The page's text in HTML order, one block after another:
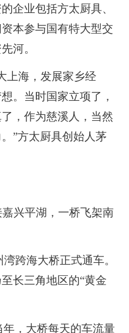
企业包括方太厨具、
本参与国有特大型交
河。
上海，发展家乡经
。当时国家立项了，
，作为慈溪人，当然
”方太厨具创始人茅
兴平湖，一桥飞架南
跨海大桥正式通车。
长三角地区的“黄金
，大桥每天的车流量